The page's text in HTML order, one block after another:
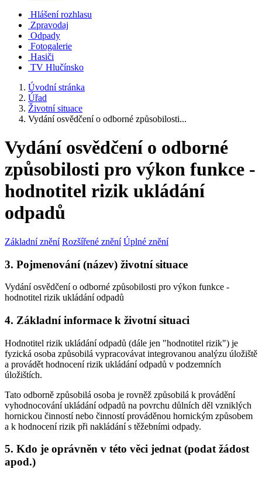
Hlášení rozhlasu
Zpravodaj
Odpady
Fotogalerie
Hasiči
TV Hlučínsko
Úvodní stránka
Úřad
Životní situace
Vydání osvědčení o odborné způsobilosti...
Vydání osvědčení o odborné
způsobilosti pro výkon funkce -
hodnotitel rizik ukládání
odpadů
Základní znění Rozšířené znění Úplné znění
3. Pojmenování (název) životní situace
Vydání osvědčení o odborné způsobilosti pro výkon funkce -
hodnotitel rizik ukládání odpadů
4. Základní informace k životní situaci
Hodnotitel rizik ukládání odpadů (dále jen "hodnotitel rizik") je
fyzická osoba způsobilá vypracovávat integrovanou analýzu úložiště
a provádět hodnocení rizik ukládání odpadů v podzemních
úložištích.
Tato odborně způsobilá osoba je rovněž způsobilá k provádění
vyhodnocování ukládání odpadů na povrchu důlních děl vzniklých
hornickou činností nebo činností prováděnou hornickým způsobem
a k hodnocení rizik při nakládání s těžebními odpady.
5. Kdo je oprávněn v této věci jednat (podat žádost
apod.)